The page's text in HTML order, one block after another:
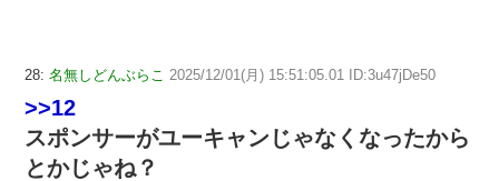
28: 名無しどんぶらこ 2025/12/01(月) 15:51:05.01 ID:3u47jDe50
>>12
スポンサーがユーキャンじゃなくなったから
とかじゃね？